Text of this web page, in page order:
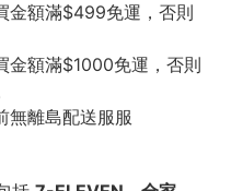
金額滿$499免運，否則
金額滿$1000免運，否則
無離島配送服服